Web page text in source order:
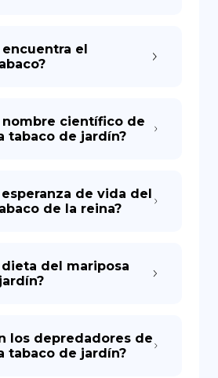
encuentra el
nombre científico de
tabaco de jardín?
esperanza de vida del
de la reina?
dieta del mariposa
los depredadores de
tabaco de jardín?